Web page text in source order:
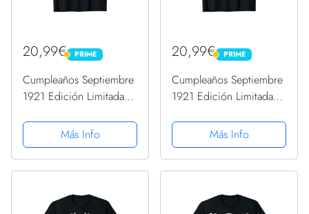
20,99€ PRIME
PRIME
Cumpleaños Septiembre
1921 Edición Limitada
Más Info
20,99€ PRIME
PRIME
Cumpleaños Septiembre
1921 Edición Limitada
Más Info